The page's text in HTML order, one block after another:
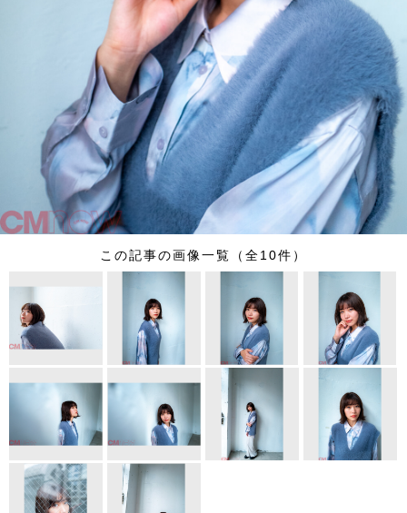
この記事の画像一覧（全10件）